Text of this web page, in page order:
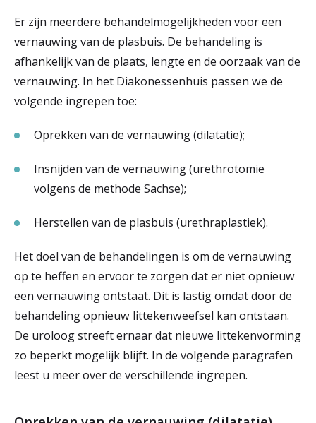
Er zijn meerdere behandelmogelijkheden voor een
vernauwing van de plasbuis. De behandeling is
afhankelijk van de plaats, lengte en de oorzaak van de
vernauwing. In het Diakonessenhuis passen we de
volgende ingrepen toe:
Oprekken van de vernauwing (dilatatie);
Insnijden van de vernauwing (urethrotomie
volgens de methode Sachse);
Herstellen van de plasbuis (urethraplastiek).
Het doel van de behandelingen is om de vernauwing
op te heffen en ervoor te zorgen dat er niet opnieuw
een vernauwing ontstaat. Dit is lastig omdat door de
behandeling opnieuw littekenweefsel kan ontstaan.
De uroloog streeft ernaar dat nieuwe littekenvorming
zo beperkt mogelijk blijft. In de volgende paragrafen
leest u meer over de verschillende ingrepen.